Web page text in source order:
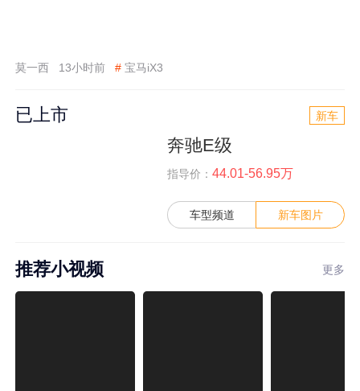
莫一西 13小时前 # 宝马iX3
已上市 新车
奔驰E级
指导价： 44.01-56.95万
车型频道 新车图片
推荐小视频 更多